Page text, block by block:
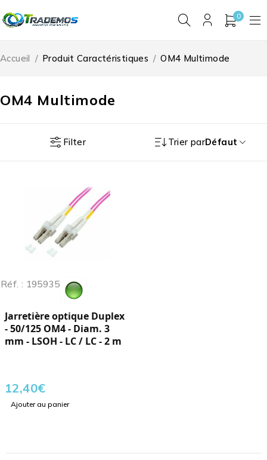
0
OM4 Multimode
Accueil / Produit Caractéristiques / OM4 Multimode
Filter Trier parDéfaut
Réf. : 195935
Jarretière optique Duplex
- 50/125 OM4 - Diam. 3
mm - LSOH - LC / LC - 2 m
12,40€
Ajouter au panier